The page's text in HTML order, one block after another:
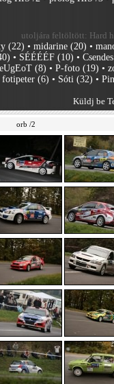
utoljára feltöltött: Hard
(22) •midarine (20) •
• SÉÉÉÉF (10) •
(8) •P-foto (19) •
fotipeter (6) • Sóti (32) •
Küldj be
orb /2